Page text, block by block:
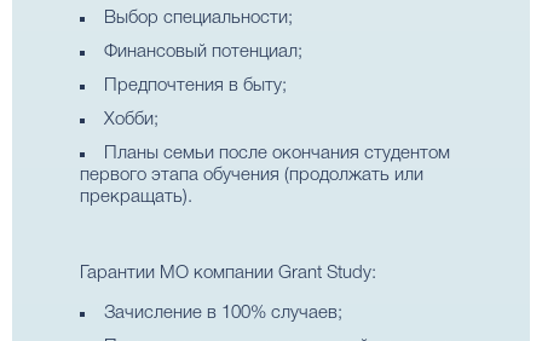
Выбор специальности;
Финансовый потенциал;
Предпочтения в быту;
Хобби;
Планы семьи после окончания студентом
первого этапа обучения (продолжать или
прекращать).
Гарантии МО компании Grant Study:
Зачисление в 100% случаев;